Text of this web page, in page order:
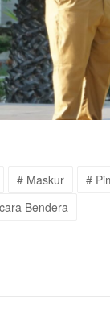
# Maskur #
Bendera